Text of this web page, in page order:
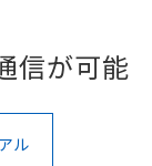
信が可能
ル